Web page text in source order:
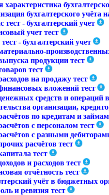
бухгалтерского учёта
тест - бухгалтерский учет
учет тест
- бухгалтерский учет
продукции тест
тест
на продажу тест
вложений тест
средств и операций
организации,
по кредитам и займам
с персоналом тест
с разными
расчётов тест
тест
и расходов тест
отчётность тест
учёт в бюджетных
и ревизия тест